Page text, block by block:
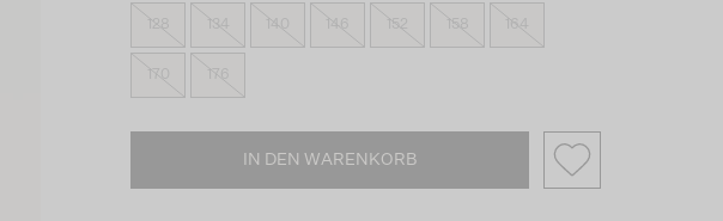
140 146 164
IN DEN WARENKORB